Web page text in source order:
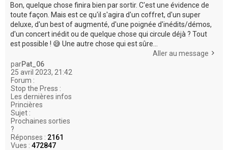
Bon, quelque chose finira bien par sortir. C'est une évidence de
toute façon. Mais est ce qu'il s'agira d'un coffret, d'un super
deluxe, d'un best of augmenté, d'une poignée d'inédits/démos,
d'un concert inédit ou de quelque chose qui circule déjà ? Tout
est possible ! 😅 Une autre chose qui est sûre...
Aller au message
parPat_06
25 avril 2023, 21:42
Forum :
Stop the Press :
Les dernières infos
Princières
Sujet :
Prochaines sorties
?
Réponses : 2161
Vues : 472847